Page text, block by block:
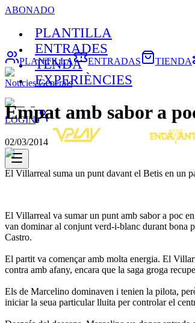
ABONADO
PLANTILLA
ENTRADES
TENDA
EXPERIÈNCIES
LOGIN
PLANTILLA ENTRADAS TIENDA
Noticies Generals
Empat amb sabor a
02/03/2014
El Villarreal suma un punt davant el Betis en un
El Villarreal va sumar un punt amb sabor a poc
van dominar al conjunt verd-i-blanc durant bona
Castro.
El partit va començar amb molta energia. El
contra amb afany, encara que la saga groga
Els de Marcelino dominaven i tenien la pilota,
iniciar la seua particular lluita per controlar el